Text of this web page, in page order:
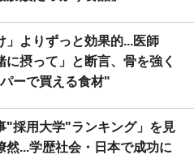
」よりずっと効果的...医師
に摂って」と断言、骨を強く
ーで買える食材"
"採用大学"ランキング」を見
然...学歴社会・日本で成功に